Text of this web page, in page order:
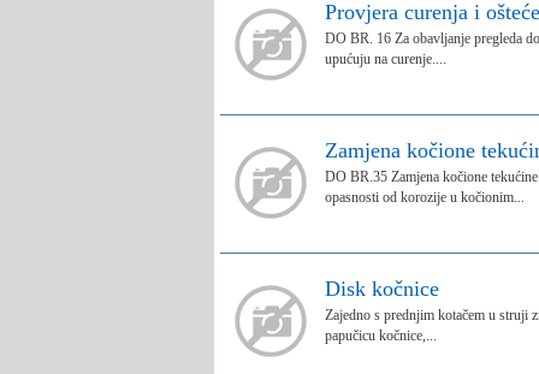
Provjera curenja i
DO BR. 16 Za obavljanje pregleda
upućuju na curenje....
Zamjena kočione
DO BR.35 Zamjena kočione
opasnosti od korozije u kočionim...
Disk kočnice
Zajedno s prednjim kotačem u struji
papučicu kočnice,...